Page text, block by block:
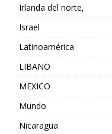
Irlanda del norte,
Israel
Latinoamérica
LIBANO
MEXICO
Mundo
Nicaragua